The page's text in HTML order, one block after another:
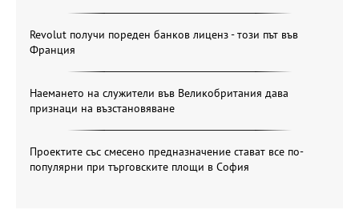
Revolut получи пореден банков лиценз - този път във
Франция
Наемането на служители във Великобритания дава
признаци на възстановяване
Проектите със смесено предназначение стават все по-
популярни при търговските площи в София